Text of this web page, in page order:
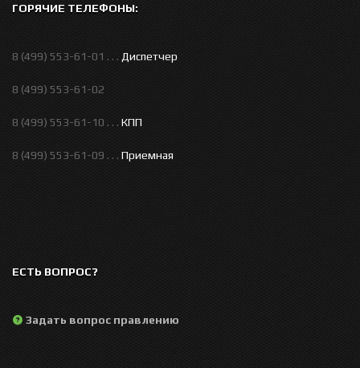
ГОРЯЧИЕ ТЕЛЕФОНЫ:
8 (499) 553-61-01 . . . Диспетчер
8 (499) 553-61-02
8 (499) 553-61-10 . . . КПП
8 (499) 553-61-09 . . . Приемная
ЕСТЬ ВОПРОС?
Задать вопрос правлению